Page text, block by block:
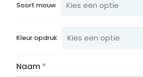
Soort mouw
Kleur opdruk
Naam *